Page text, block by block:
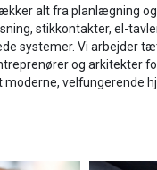
alt fra planlægning og
stikkontakter, el-
systemer. Vi arbejder
og arkitekter
moderne, velfungerende